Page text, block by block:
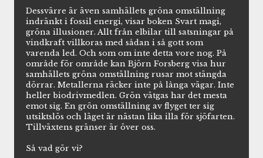
Dessvärre är även samhällets gröna omställning
indränkt i fossil energi, visar boken Svart magi,
gröna illusioner. Allt från elbilar till satsningar på
vindkraft villkoras med sådan i så gott som
varenda led. Och som om inte detta vore nog. På
område för område kan Björn Forsberg visa hur
samhällets gröna omställning rusar mot stängda
dörrar. Metallerna räcker inte på långa vägar. Inte
heller biodrivmedlen. Grön vätgas har det mesta
emot sig. En grön omställning av flyget ter sig
utsiktslös och läget är nästan lika illa för sjöfarten.
Tillväxtens gränser är över oss.
Så vad gör vi?